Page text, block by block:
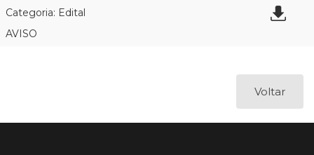
Categoria: Edital
AVISO
Voltar